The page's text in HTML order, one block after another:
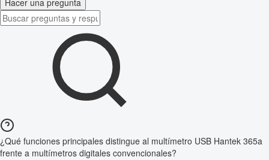
Hacer una pregunta
¿Qué funciones principales distingue al multímetro USB Hantek 365a
frente a multímetros digitales convencionales?